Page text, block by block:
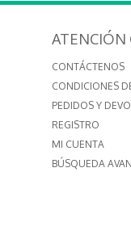
ATENCIÓN
CONTÁCTENOS
CONDICIONES
PEDIDOS Y
REGISTRO
MI CUENTA
BÚSQUEDA